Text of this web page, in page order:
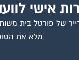
אישי
של פורטל בית
מלא את